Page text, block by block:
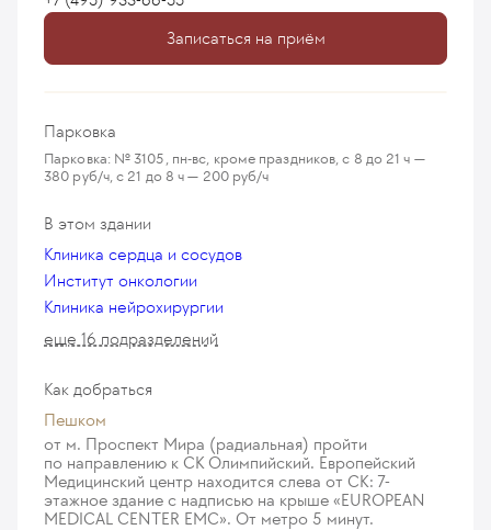
Мецатурян Рубен
29 мая 2017
выполнения, необходимо провести
эндоскопическое исследование в условиях
нашей клиники, а также если выполнялись
Записаться на приём
Парковка
Парковка: № 3105, пн-вс, кроме праздников, с 8 до 21 ч —
380 руб/ч, с 21 до 8 ч — 200 руб/ч
В этом здании
Клиника сердца и сосудов
Институт онкологии
Клиника нейрохирургии
еще 16 подразделений
Как добраться
Пешком
от м. Проспект Мира (радиальная) пройти
по направлению к СК Олимпийский. Европейский
Медицинский центр находится слева от СК: 7-
этажное здание с надписью на крыше «EUROPEAN
MEDICAL CENTER EMC». От метро 5 минут.